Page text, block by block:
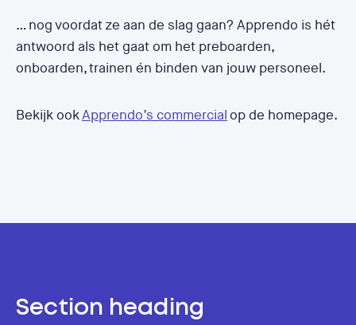
… nog voordat ze aan de slag gaan? Apprendo is hét
antwoord als het gaat om het preboarden,
onboarden, trainen én binden van jouw personeel.
Bekijk ookApprendo’s commercialop de homepage.
Section heading